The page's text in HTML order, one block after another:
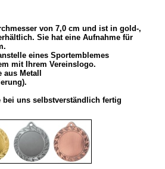
von 7,0 cm und ist in gold-,
Sie hat eine Aufnahme für
eines Sportemblemes
mit Ihrem Vereinslogo.
Metall
bei uns selbstverständlich fertig